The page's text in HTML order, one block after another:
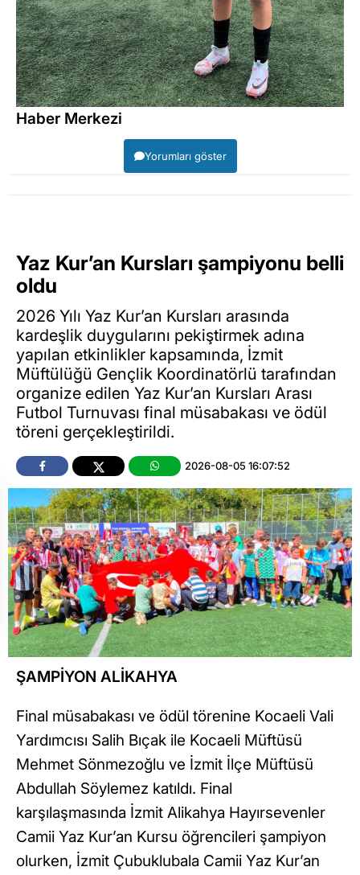
Haber Merkezi
Yorumları göster
Yaz Kur’an Kursları şampiyonu belli
oldu
2026 Yılı Yaz Kur’an Kursları arasında
kardeşlik duygularını pekiştirmek adına
yapılan etkinlikler kapsamında, İzmit
Müftülüğü Gençlik Koordinatörlü tarafından
organize edilen Yaz Kur’an Kursları Arası
Futbol Turnuvası final müsabakası ve ödül
töreni gerçekleştirildi.
2026-08-05 16:07:52
ŞAMPİYON ALİKAHYA
Final müsabakası ve ödül törenine Kocaeli Vali
Yardımcısı Salih Bıçak ile Kocaeli Müftüsü
Mehmet Sönmezoğlu ve İzmit İlçe Müftüsü
Abdullah Söylemez katıldı. Final
karşılaşmasında İzmit Alikahya Hayırsevenler
Camii Yaz Kur’an Kursu öğrencileri şampiyon
olurken, İzmit Çubuklubala Camii Yaz Kur’an